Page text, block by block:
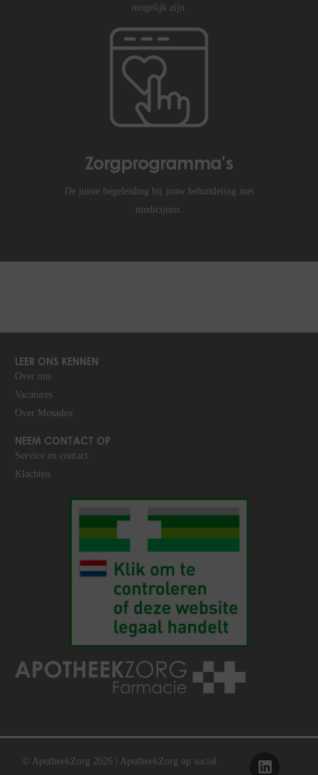
mogelijk zijn.
Zorgprogramma's
De juiste begeleiding bij jouw behandeling met
medicijnen.
LEER ONS KENNEN
Over ons
Vacatures
Over Mosadex
NEEM CONTACT OP
Service en contact
Klachten
© ApotheekZorg 2026 | ApotheekZorg op social